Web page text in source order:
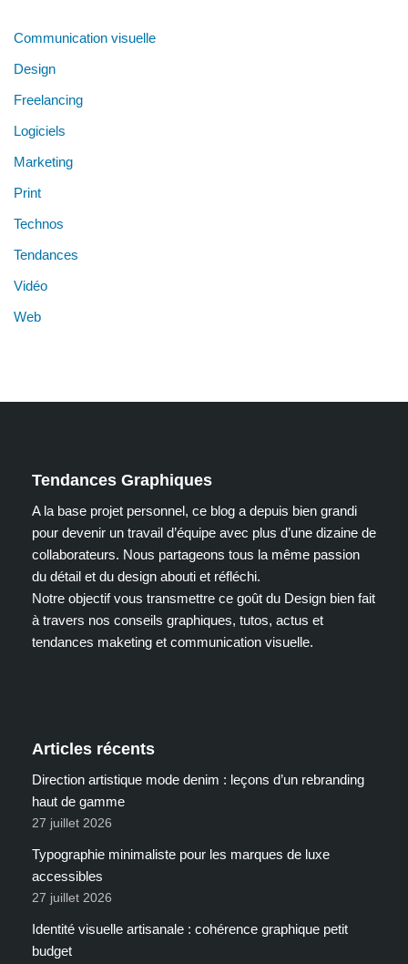
Communication visuelle
Design
Freelancing
Logiciels
Marketing
Print
Technos
Tendances
Vidéo
Web
Tendances Graphiques
A la base projet personnel, ce blog a depuis bien grandi
pour devenir un travail d’équipe avec plus d’une dizaine de
collaborateurs. Nous partageons tous la même passion
du détail et du design abouti et réfléchi.
Notre objectif vous transmettre ce goût du Design bien fait
à travers nos conseils graphiques, tutos, actus et
tendances maketing et communication visuelle.
Articles récents
Direction artistique mode denim : leçons d’un rebranding
haut de gamme
27 juillet 2026
Typographie minimaliste pour les marques de luxe
accessibles
27 juillet 2026
Identité visuelle artisanale : cohérence graphique petit
budget